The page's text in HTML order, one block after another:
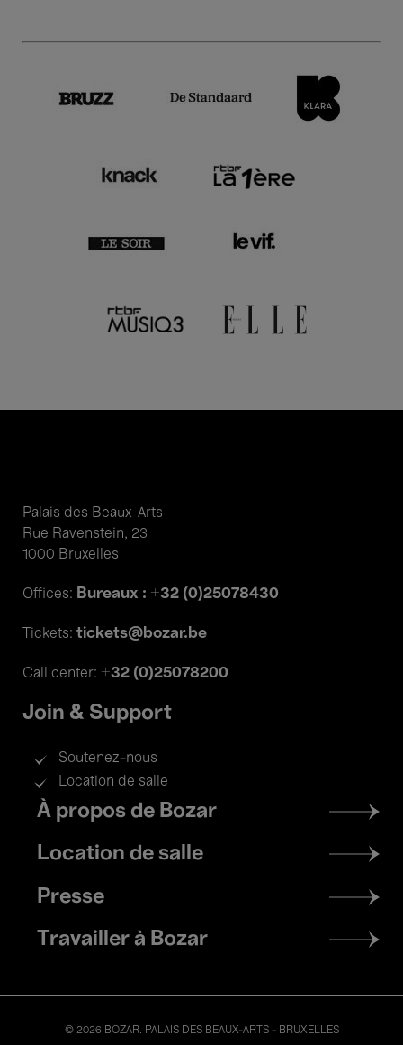
Palais des Beaux-Arts
Rue Ravenstein, 23
1000 Bruxelles
Offices: Bureaux : +32 (0)25078430
Tickets: tickets@bozar.be
Call center: +32 (0)25078200
Join & Support
Soutenez-nous
Location de salle
Footer
menu
À propos de Bozar
Location de salle
Presse
Travailler à Bozar
© 2026 BOZAR. PALAIS DES BEAUX-ARTS - BRUXELLES